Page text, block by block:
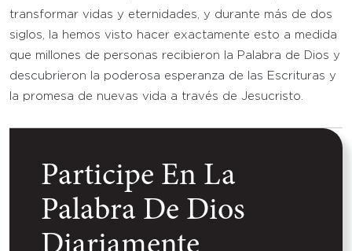
transformar vidas y eternidades, y durante más de dos
siglos, la hemos visto hacer exactamente esto a medida
que millones de personas recibieron la Palabra de Dios y
descubrieron la poderosa esperanza de las Escrituras y
la promesa de nuevas vida a través de Jesucristo.
Participe En La
Palabra De Dios